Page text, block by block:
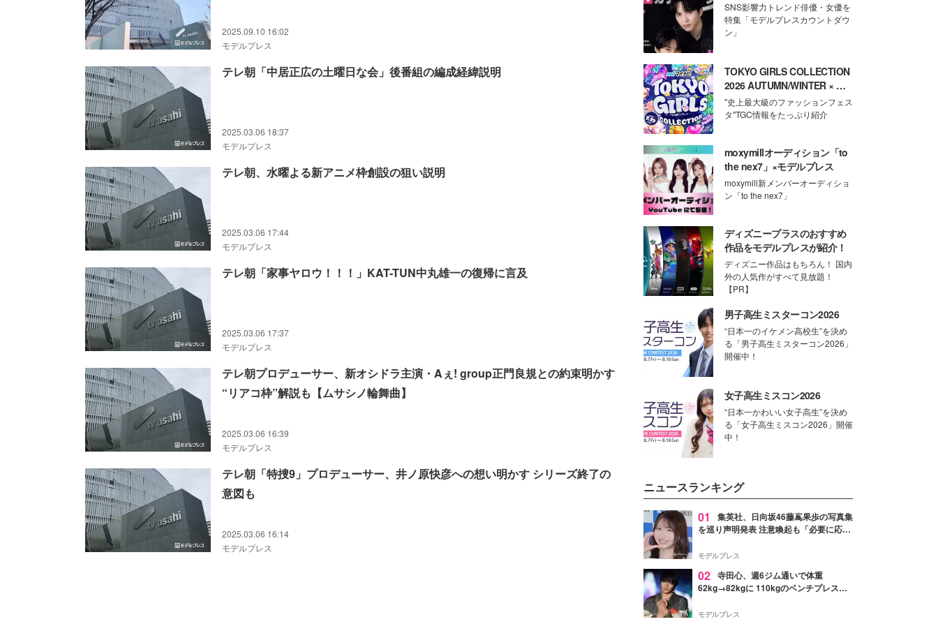
2025.09.10 16:02
モデルプレス
テレ朝「中居正広の土曜日な会」後番組の編成経緯説明
2025.03.06 18:37
モデルプレス
テレ朝、水曜よる新アニメ枠創設の狙い説明
2025.03.06 17:44
モデルプレス
テレ朝「家事ヤロウ！！！」KAT-TUN中丸雄一の復帰に言及
2025.03.06 17:37
モデルプレス
テレ朝プロデューサー、新オシドラ主演・Aぇ! group正門良規との約束明かす
“リアコ枠”解説も【ムサシノ輪舞曲】
2025.03.06 16:39
モデルプレス
テレ朝「特捜9」プロデューサー、井ノ原快彦への想い明かす シリーズ終了の
意図も
2025.03.06 16:14
モデルプレス
SNS影響力トレンド俳優・女優を
特集「モデルプレスカウントダウ
ン」
TOKYO GIRLS COLLECTION
2026 AUTUMN/WINTER × モ
デルプレス
"史上最大級のファッションフェス
タ"TGC情報をたっぷり紹介
moxymillオーディション「to
the nex7」×モデルプレス
moxymill新メンバーオーディショ
ン「to the nex7」
ディズニープラスのおすすめ
作品をモデルプレスが紹介！
ディズニー作品はもちろん！ 国内
外の人気作がすべて見放題！
【PR】
男子高生ミスターコン2026
“日本一のイケメン高校生”を決め
る「男子高生ミスターコン2026」
開催中！
女子高生ミスコン2026
“日本一かわいい女子高生”を決め
る「女子高生ミスコン2026」開催
中！
ニュースランキング
01
集英社、日向坂46藤嶌果歩の写真集
を巡り声明発表 注意喚起も「必要に応じ
モデルプレス
02 寺田心、週6ジム通いで体重
62kg→82kgに 110kgのベンチプレス持
「かっこいい」と反響
モデルプレス